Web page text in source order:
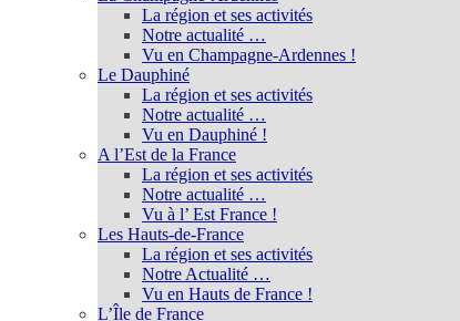
La région et ses activités
Notre actualité …
Vu en Champagne-Ardennes !
Le Dauphiné
La région et ses activités
Notre actualité …
Vu en Dauphiné !
A l’Est de la France
La région et ses activités
Notre actualité …
Vu à l’ Est France !
Les Hauts-de-France
La région et ses activités
Notre Actualité …
Vu en Hauts de France !
L’Île de France